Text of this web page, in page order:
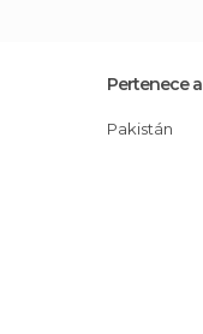
Pertenece a
Pakistán